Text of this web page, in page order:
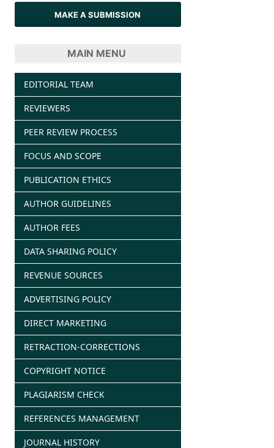
MAKE A SUBMISSION
MAIN MENU
EDITORIAL TEAM
REVIEWERS
PEER REVIEW PROCESS
FOCUS AND SCOPE
PUBLICATION ETHICS
AUTHOR GUIDELINES
AUTHOR FEES
DATA SHARING POLICY
REVENUE SOURCES
ADVERTISING POLICY
DIRECT MARKETING
RETRACTION-CORRECTIONS
COPYRIGHT NOTICE
PLAGIARISM CHECK
REFERENCES MANAGEMENT
JOURNAL HISTORY